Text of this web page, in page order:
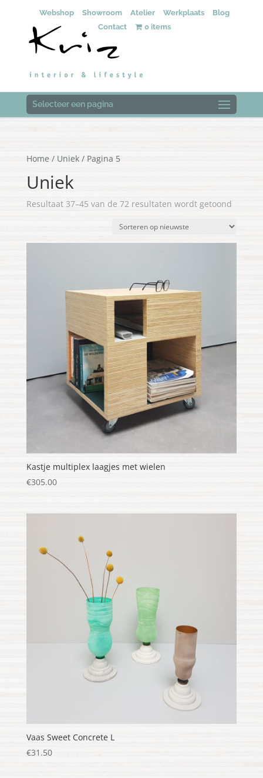
Webshop Showroom Atelier Werkplaats
Blog
Contact
0 items
Selecteer een pagina
Home / Uniek/ Pagina 5
Uniek
Resultaat 37–45 van de 72 resultaten wordt getoond
Kastje multiplex laagjes met wielen
€305.00
Vaas Sweet Concrete L
€31.50